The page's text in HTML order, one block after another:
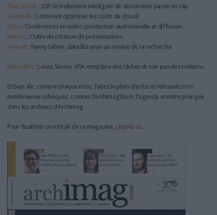
Que choisir : IDP: le traitement intelligent de documents passe un cap
Méthode : Comment optimiser les coûts du cloud?
Droit : Conférences en vidéo: production audiovisuelle et diffusion
Favoris : Outils de création de présentations
Portrait : Fanny Sébire, data librarian au service de la recherche
Rencontre : Laura Sibony «l’IA remplace des tâches et non pas des métiers»
Et bien sûr, comme chaque mois, faites le plein d’actus et retrouvez nos
nombreuses rubriques, comme l’ArchimagStore, l’agenda et notre plongée
dans les archives d’Archimag…
Pour feuilleter un extrait de ce magazine, cliquez-ici.